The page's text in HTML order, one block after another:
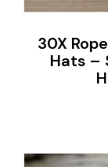
30X
Hats –